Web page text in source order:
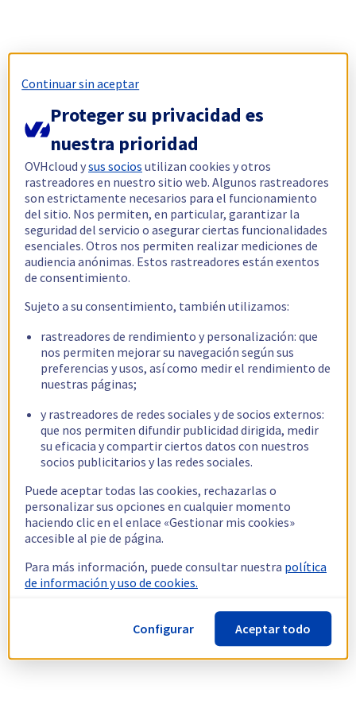
Continuar sin aceptar
Proteger su privacidad es
nuestra prioridad
OVHcloud ysus socios utilizan cookies y otros
rastreadores en nuestro sitio web. Algunos rastreadores
son estrictamente necesarios para el funcionamiento
del sitio. Nos permiten, en particular, garantizar la
seguridad del servicio o asegurar ciertas funcionalidades
esenciales. Otros nos permiten realizar mediciones de
audiencia anónimas. Estos rastreadores están exentos
de consentimiento.
Sujeto a su consentimiento, también utilizamos:
rastreadores de rendimiento y personalización: que
nos permiten mejorar su navegación según sus
preferencias y usos, así como medir el rendimiento de
nuestras páginas;
y rastreadores de redes sociales y de socios externos:
que nos permiten difundir publicidad dirigida, medir
su eficacia y compartir ciertos datos con nuestros
socios publicitarios y las redes sociales.
Puede aceptar todas las cookies, rechazarlas o
personalizar sus opciones en cualquier momento
haciendo clic en el enlace «Gestionar mis cookies»
accesible al pie de página.
Para más información, puede consultar nuestra política
de información y uso de cookies.
Configurar Aceptar todo